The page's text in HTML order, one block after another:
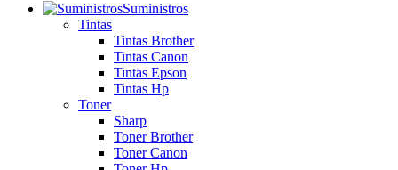
Suministros
Tintas
Tintas Brother
Tintas Canon
Tintas Epson
Tintas Hp
Toner
Sharp
Toner Brother
Toner Canon